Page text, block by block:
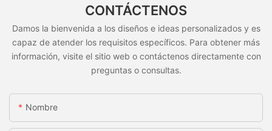
CONTÁCTENOS
Damos la bienvenida a los diseños e ideas personalizados y es
capaz de atender los requisitos específicos. Para obtener más
información, visite el sitio web o contáctenos directamente con
preguntas o consultas.
Nombre